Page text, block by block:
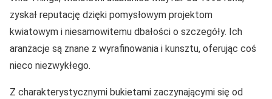
zyskał reputację dzięki pomysłowym projektom
kwiatowym i niesamowitemu dbałości o szczegóły. Ich
aranżacje są znane z wyrafinowania i kunsztu, oferując coś
nieco niezwykłego.
Z charakterystycznymi bukietami zaczynającymi się od